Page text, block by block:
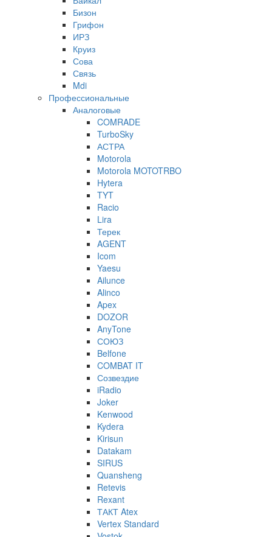
Бизон
Грифон
ИРЗ
Круиз
Сова
Связь
Mdi
Профессиональные
Аналоговые
COMRADE
TurboSky
АСТРА
Motorola
Motorola MOTOTRBO
Hytera
TYT
Racio
Lira
Терек
AGENT
Icom
Yaesu
Ailunce
Alinco
Apex
DOZOR
AnyTone
СОЮЗ
Belfone
COMBAT IT
Созвездие
iRadio
Joker
Kenwood
Kydera
Kirisun
Datakam
SIRUS
Quansheng
Retevis
Rexant
ТАКТ Atex
Vertex Standard